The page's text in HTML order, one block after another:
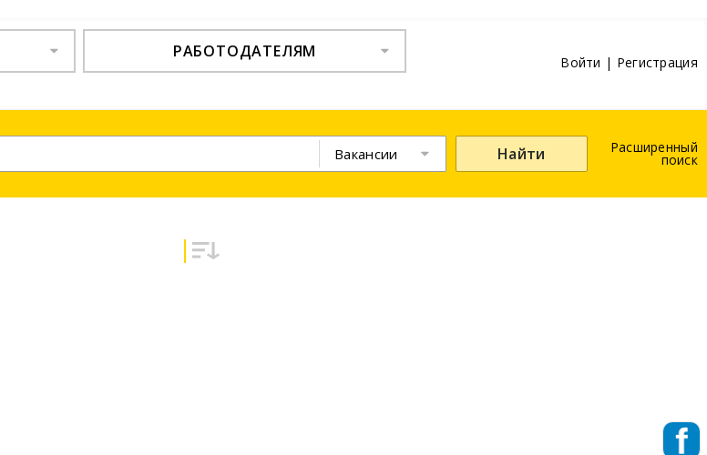
РАБОТОДАТЕЛЯМ
Войти | Регистрация
Вакансии Найти Расширенный
поиск